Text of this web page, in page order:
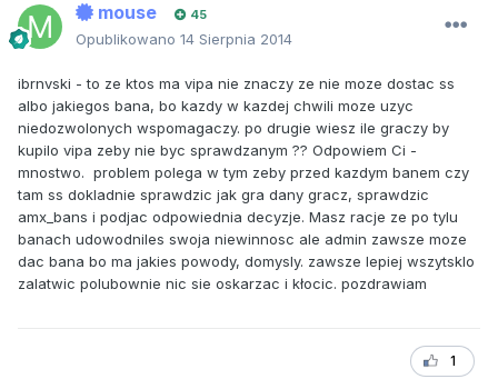
mouse 45
Opublikowano 14 Sierpnia 2014
ibrnvski - to ze ktos ma vipa nie znaczy ze nie moze dostac ss
albo jakiegos bana, bo kazdy w kazdej chwili moze uzyc
niedozwolonych wspomagaczy. po drugie wiesz ile graczy by
kupilo vipa zeby nie byc sprawdzanym ?? Odpowiem Ci -
mnostwo. problem polega w tym zeby przed kazdym banem czy
tam ss dokladnie sprawdzic jak gra dany gracz, sprawdzic
amx_bans i podjac odpowiednia decyzje. Masz racje ze po tylu
banach udowodniles swoja niewinnosc ale admin zawsze moze
dac bana bo ma jakies powody, domysly. zawsze lepiej wszytsklo
zalatwic polubownie nic sie oskarzac i kłocic. pozdrawiam
1